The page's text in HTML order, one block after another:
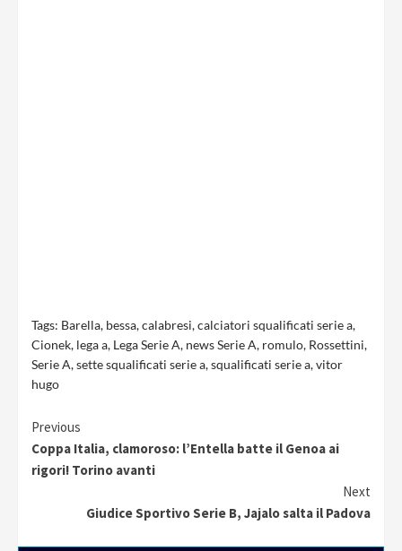
Tags: Barella, bessa,calabresi,calciatori squalificati serie a,
Cionek, lega a, Lega Serie A, news Serie A, romulo, Rossettini,
Serie A,sette squalificati serie a,squalificati serie a,vitor
hugo
Continue
Reading
Previous
Coppa Italia, clamoroso: l’Entella batte il Genoa ai
rigori! Torino avanti
Next
Giudice Sportivo Serie B, Jajalo salta il Padova